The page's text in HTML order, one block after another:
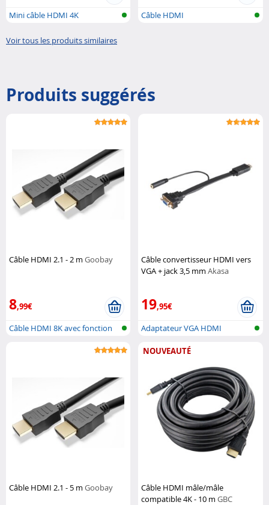
Mini câble HDMI 4K Câble HDMI
Voir tous les produits similaires
Produits suggérés
Câble HDMI 2.1 - 2 m Goobay
8,99€
Câble HDMI 8K avec fonction
Câble convertisseur HDMI vers
VGA + jack 3,5 mmAkasa
19,95€
Adaptateur VGA HDMI
Câble HDMI 2.1 - 5 m Goobay
NOUVEAUTÉ
Câble HDMI mâle/mâle
compatible 4K - 10 mGBC